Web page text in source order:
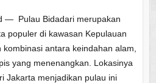
— Pulau Bidadari merupakan
populer di kawasan Kepulauan
antara keindahan alam,
yang menenangkan. Lokasinya
Jakarta menjadikan pulau ini